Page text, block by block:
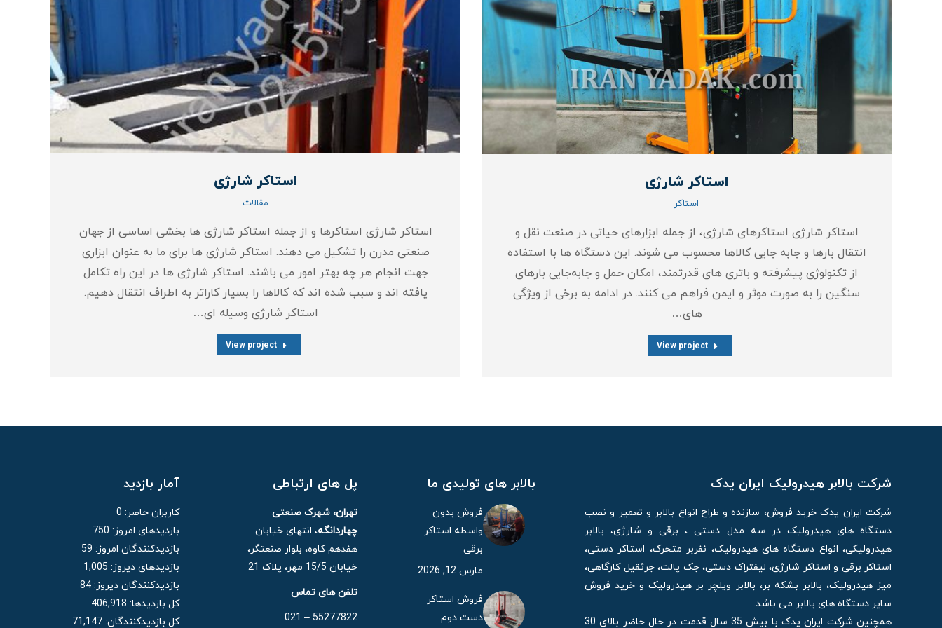
استاکر شارژی
استاکر
استاکر شارژی استاکرهای شارژی، از جمله ابزارهای حیاتی در صنعت نقل و
انتقال بارها و جابه‌ جایی کالاها محسوب می‌ شوند. این دستگاه‌ ها با استفاده
از تکنولوژی پیشرفته و باتری‌ های قدرتمند، امکان حمل و جابه‌جایی بارهای
سنگین را به صورت موثر و ایمن فراهم می‌ کنند. در ادامه به برخی از ویژگی
های…
View project
استاکر شارژی
مقالات
استاکر شارژی استاکرها و از جمله استاکر شارژی ها بخشی اساسی از جهان
صنعتی مدرن را تشکیل می دهند. استاکر شارژی ها برای ما به عنوان ابزاری
جهت انجام هر چه بهتر امور می باشند. استاکر شارژی ها در این راه تکامل
یافته اند و سبب شده اند که کالاها را بسیار کاراتر به اطراف انتقال دهیم.
استاکر شارژی وسیله ای…
View project
شرکت بالابر هیدرولیک ایران یدک
شرکت ایران یدک خرید فروش، سازنده و طراح انواع بالابر و تعمیر و نصب
دستگاه های هیدرولیک در سه مدل دستی ، برقی و شارژی، بالابر
هیدرولیکی، انواع دستگاه های هیدرولیک، نفربر متحرک، استاکر دستی،
استاکر برقی و استاکر شارژی، لیفتراک دستی، جک پالت، جرثقیل کارگاهی،
میز هیدرولیک، بالابر بشکه بر، بالابر ویلچر بر هیدرولیک و خرید فروش
سایر دستگاه های بالابر می باشد.
همچنین شرکت ایران یدک با بیش 35 سال قدمت در حال حاضر بالای 30
بالابر های تولیدی ما
فروش بدون
واسطه استاکر
برقی
مارس 12, 2026
فروش استاکر
دست دوم
پل های ارتباطی
تهران، شهرک صنعتی
چهاردانگه، انتهای خیابان
هفدهم کاوه، بلوار صنعتگر،
خیابان 15/5 مهر، پلاک 21
تلفن های تماس
55277822 – 021
آمار بازدید
کاربران حاضر: 0
بازدیدهای امروز: 750
بازدیدکنندگان امروز: 59
بازدیدهای دیروز: 1,005
بازدیدکنندگان دیروز: 84
کل بازدیدها: 406,918
کل بازدیدکنند‌گان: 71,147